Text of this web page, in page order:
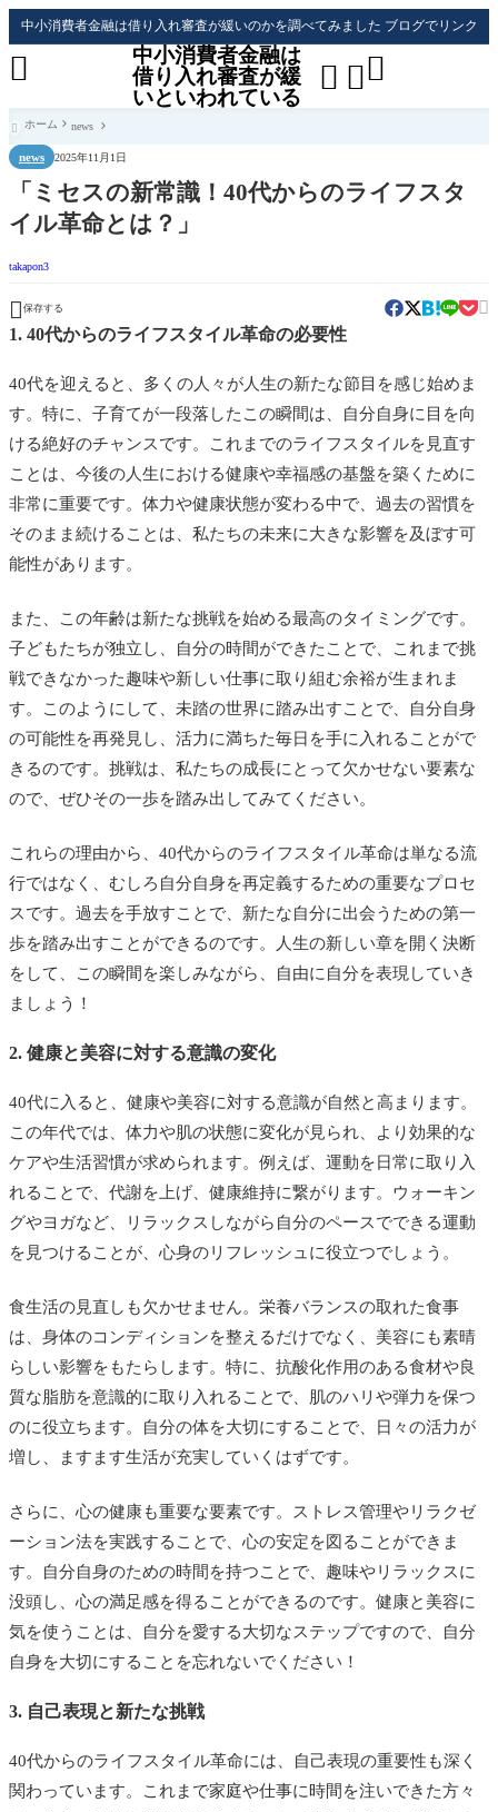
中小消費者金融は借り入れ審査が緩いのかを調べてみました ブログでリンク
中小消費者金融は
借り入れ審査が緩
いといわれている
 

 ホーム news
news 2025年11月1日
「ミセスの新常識！40代からのライフスタ
イル革命とは？」
takapon3
 保存する 
1. 40代からのライフスタイル革命の必要性
40代を迎えると、多くの人々が人生の新たな節目を感じ始めま
す。特に、子育てが一段落したこの瞬間は、自分自身に目を向
ける絶好のチャンスです。これまでのライフスタイルを見直す
ことは、今後の人生における健康や幸福感の基盤を築くために
非常に重要です。体力や健康状態が変わる中で、過去の習慣を
そのまま続けることは、私たちの未来に大きな影響を及ぼす可
能性があります。
また、この年齢は新たな挑戦を始める最高のタイミングです。
子どもたちが独立し、自分の時間ができたことで、これまで挑
戦できなかった趣味や新しい仕事に取り組む余裕が生まれま
す。このようにして、未踏の世界に踏み出すことで、自分自身
の可能性を再発見し、活力に満ちた毎日を手に入れることがで
きるのです。挑戦は、私たちの成長にとって欠かせない要素な
ので、ぜひその一歩を踏み出してみてください。
これらの理由から、40代からのライフスタイル革命は単なる流
行ではなく、むしろ自分自身を再定義するための重要なプロセ
スです。過去を手放すことで、新たな自分に出会うための第一
歩を踏み出すことができるのです。人生の新しい章を開く決断
をして、この瞬間を楽しみながら、自由に自分を表現していき
ましょう！
2. 健康と美容に対する意識の変化
40代に入ると、健康や美容に対する意識が自然と高まります。
この年代では、体力や肌の状態に変化が見られ、より効果的な
ケアや生活習慣が求められます。例えば、運動を日常に取り入
れることで、代謝を上げ、健康維持に繋がります。ウォーキン
グやヨガなど、リラックスしながら自分のペースでできる運動
を見つけることが、心身のリフレッシュに役立つでしょう。
食生活の見直しも欠かせません。栄養バランスの取れた食事
は、身体のコンディションを整えるだけでなく、美容にも素晴
らしい影響をもたらします。特に、抗酸化作用のある食材や良
質な脂肪を意識的に取り入れることで、肌のハリや弾力を保つ
のに役立ちます。自分の体を大切にすることで、日々の活力が
増し、ますます生活が充実していくはずです。
さらに、心の健康も重要な要素です。ストレス管理やリラクゼ
ーション法を実践することで、心の安定を図ることができま
す。自分自身のための時間を持つことで、趣味やリラックスに
没頭し、心の満足感を得ることができるのです。健康と美容に
気を使うことは、自分を愛する大切なステップですので、自分
自身を大切にすることを忘れないでください！
3. 自己表現と新たな挑戦
40代からのライフスタイル革命には、自己表現の重要性も深く
関わっています。これまで家庭や仕事に時間を注いできた方々